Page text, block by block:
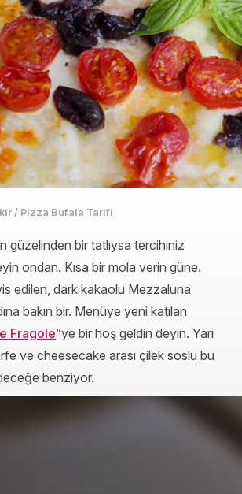
/ Pizza Bufala Tarifi
güzelinden bir tatlıysa tercihiniz
ondan. Kısa bir mola verin güne.
edilen, dark kakaolu Mezzaluna
bakın bir. Menüye yeni katılan
Fragole”ye bir hoş geldin deyin. Yarı
ve cheesecake arası çilek soslu bu
benziyor.